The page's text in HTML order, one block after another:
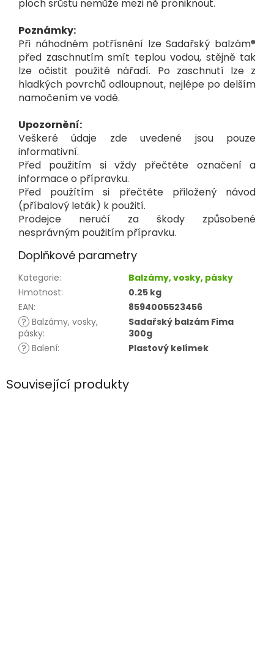
ploch srůstu nemůže mezi ně proniknout.
Poznámky:
Při náhodném potřísnění lze Sadařský balzám®
před zaschnutím smít teplou vodou, stějně tak
lze očistit použité nářadí. Po zaschnutí lze z
hladkých povrchů odloupnout, nejlépe po delším
namočením ve vodě.
Upozornění:
Veškeré údaje zde uvedené jsou pouze
informativní.
Před použitím si vždy přečtěte označení a
informace o přípravku.
Před použítím si přečtěte přiložený návod
(příbalový leták) k použití.
Prodejce neručí za škody způsobené
nesprávným použitím přípravku.
Doplňkové parametry
Kategorie:
Balzámy, vosky, pásky
Hmotnost:
0.25 kg
EAN:
8594005523456
? Balzámy, vosky,
pásky:
Sadařský balzám Fima
300g
? Balení: Plastový kelímek
Související produkty